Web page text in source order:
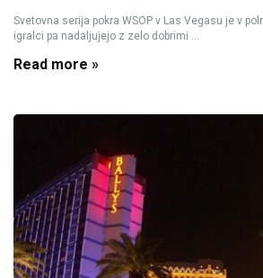
Svetovna serija pokra WSOP v Las Vegasu je v
igralci pa nadaljujejo z zelo dobrimi ...
Read more »